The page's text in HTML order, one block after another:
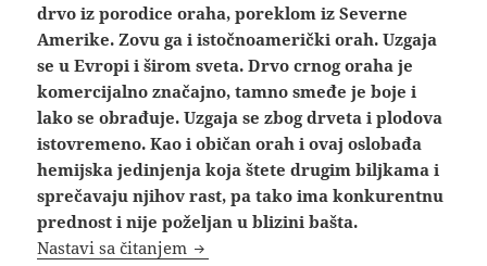
drvo iz porodice oraha, poreklom iz Severne
Amerike. Zovu ga i istočnoamerički orah. Uzgaja
se u Evropi i širom sveta. Drvo crnog oraha je
komercijalno značajno, tamno smeđe je boje i
lako se obrađuje. Uzgaja se zbog drveta i plodova
istovremeno. Kao i običan orah i ovaj oslobađa
hemijska jedinjenja koja štete drugim biljkama i
sprečavaju njihov rast, pa tako ima konkurentnu
prednost i nije poželjan u blizini bašta.
Nastavi sa čitanjem Crni orah sadnice uzgoj upotreba